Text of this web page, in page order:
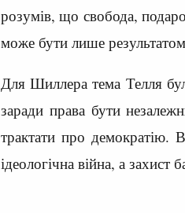
розумів, що свобода,
може бути лише
Для Шиллера тема Телля
заради права бути
трактати про демократію.
ідеологічна війна, а